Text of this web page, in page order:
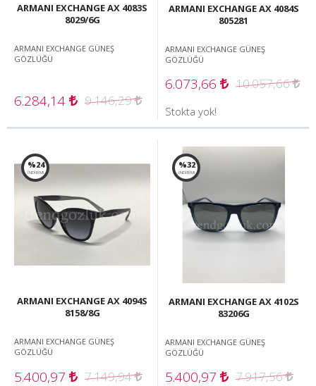
ARMANI EXCHANGE AX 4083S
8029/6G
ARMANI EXCHANGE GÜNEŞ
GÖZLÜĞÜ
6.284,14 9.146,29
ARMANI EXCHANGE AX 4084S
805281
ARMANI EXCHANGE GÜNEŞ
GÖZLÜĞÜ
6.073,66 10.057,66
Stokta yok!
%24
İNDİRİM!
ARMANI EXCHANGE AX 4094S
8158/8G
ARMANI EXCHANGE GÜNEŞ
GÖZLÜĞÜ
5.400,97 7.149,94
%32
İNDİRİM!
ARMANI EXCHANGE AX 4102S
83206G
ARMANI EXCHANGE GÜNEŞ
GÖZLÜĞÜ
5.400,97 7.917,56